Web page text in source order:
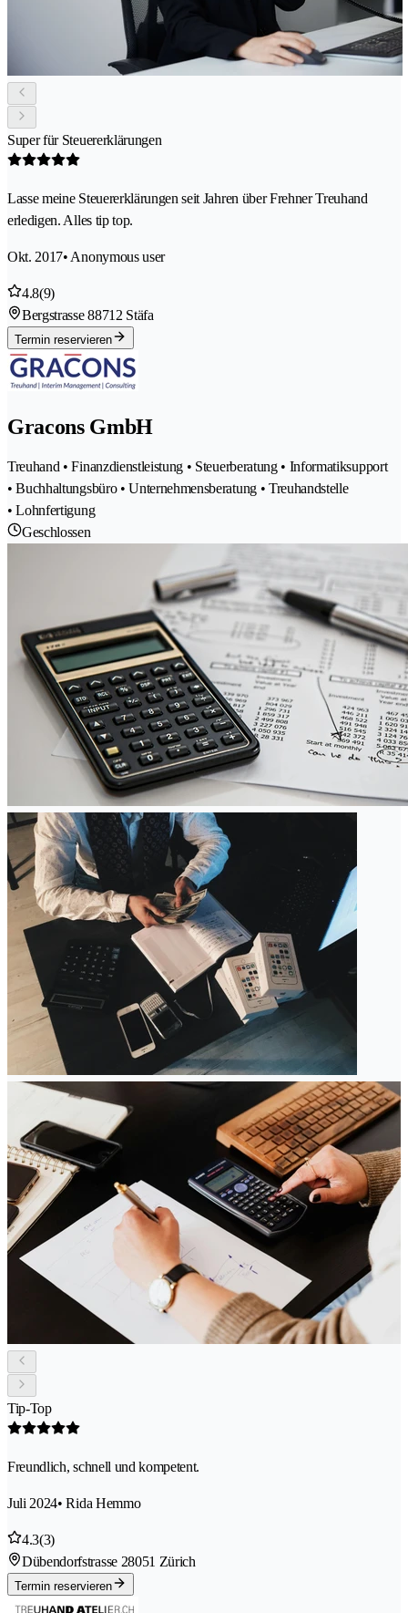
Super für Steuererklärungen
Lasse meine Steuererklärungen seit Jahren über Frehner Treuhand
erledigen. Alles tip top.
Okt. 2017• Anonymous user
4.8(9)
Bergstrasse 88712 Stäfa
Termin reservieren
Gracons GmbH
Treuhand • Finanzdienstleistung • Steuerberatung • Informatiksupport
• Buchhaltungsbüro • Unternehmensberatung • Treuhandstelle
• Lohnfertigung
Geschlossen
Tip-Top
Freundlich, schnell und kompetent.
Juli 2024• Rida Hemmo
4.3(3)
Dübendorfstrasse 28051 Zürich
Termin reservieren